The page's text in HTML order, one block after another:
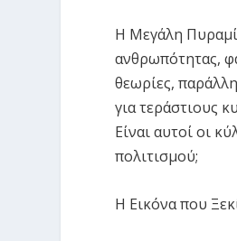
Η Μεγάλη
ανθρωπότητας,
θεωρίες,
για τεράστιους
Είναι αυτοί οι
πολιτισμού;
Η Εικόνα που